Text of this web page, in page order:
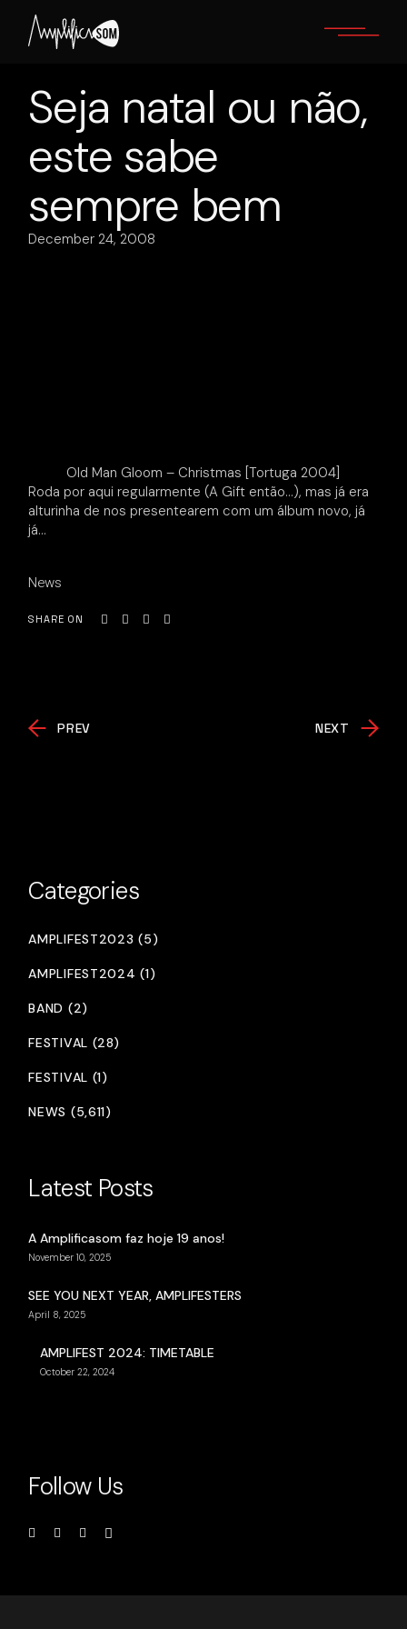
content
Seja natal ou não,
este sabe
sempre bem
December 24, 2008
Old Man Gloom – Christmas [Tortuga 2004]
Roda por aqui regularmente (A Gift então…), mas já era
alturinha de nos presentearem com um álbum novo, já
já…
News
SHARE ON
PREV NEXT
Categories
AMPLIFEST2023 (5)
AMPLIFEST2024 (1)
BAND (2)
FESTIVAL (28)
FESTIVAL (1)
NEWS (5,611)
Latest Posts
A Amplificasom faz hoje 19 anos!
November 10, 2025
SEE YOU NEXT YEAR, AMPLIFESTERS
April 8, 2025
AMPLIFEST 2024: TIMETABLE
October 22, 2024
Follow Us